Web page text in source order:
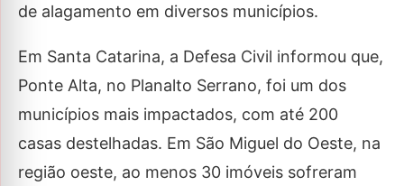
de alagamento em diversos municípios.
Em Santa Catarina, a Defesa Civil informou que,
Ponte Alta, no Planalto Serrano, foi um dos
municípios mais impactados, com até 200
casas destelhadas. Em São Miguel do Oeste, na
região oeste, ao menos 30 imóveis sofreram